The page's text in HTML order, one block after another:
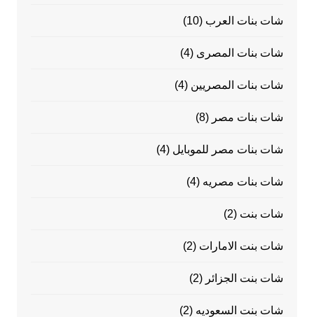
شات بنات العرب (10)
شات بنات المصرى (4)
شات بنات المصريين (4)
شات بنات مصر (8)
شات بنات مصر للموبايل (4)
شات بنات مصريه (4)
شات بنت (2)
شات بنت الامارات (2)
شات بنت الجزائر (2)
شات بنت السعوديه (2)